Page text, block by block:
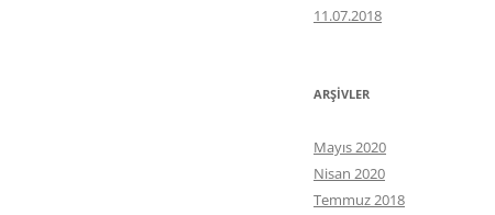
11.07.2018
ARŞIVLER
Mayıs 2020
Nisan 2020
Temmuz 2018